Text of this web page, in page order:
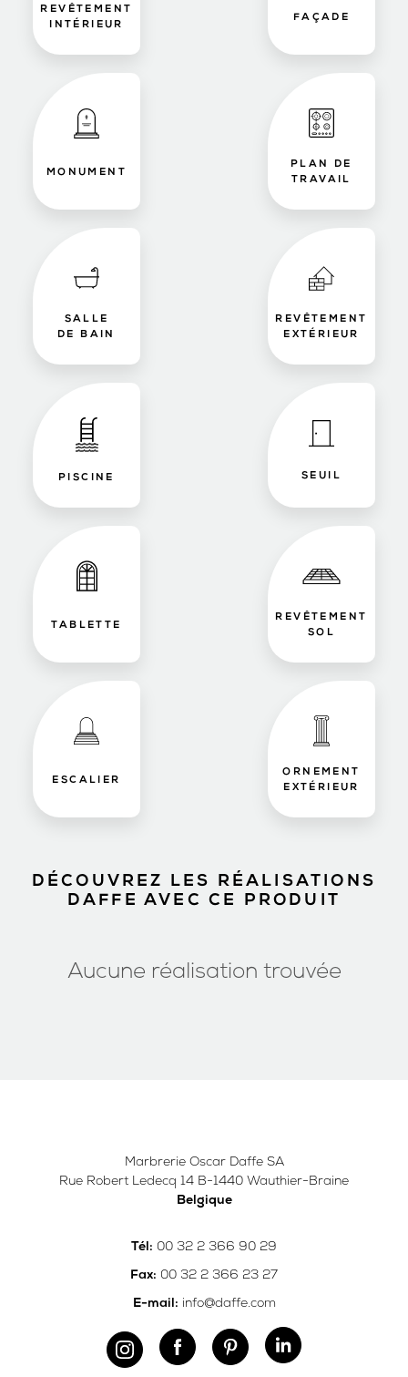
REVÊTEMENT
INTÉRIEUR
FAÇADE
MONUMENT
PLAN DE
TRAVAIL
SALLE
DE BAIN
REVÊTEMENT
EXTÉRIEUR
PISCINE SEUIL
TABLETTE
REVÊTEMENT
SOL
ESCALIER
ORNEMENT
EXTÉRIEUR
DÉCOUVREZ LES RÉALISATIONS
DAFFE AVEC CE PRODUIT
Aucune réalisation trouvée
Marbrerie Oscar Daffe SA
Rue Robert Ledecq 14 B-1440 Wauthier-Braine
Belgique
Tél: 00 32 2 366 90 29
Fax: 00 32 2 366 23 27
E-mail: info@daffe.com